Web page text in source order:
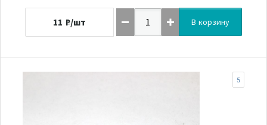
11 ₽/шт В корзину
5